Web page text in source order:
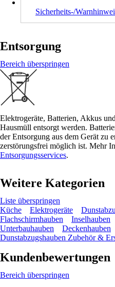
Sicherheits-/
Entsorgung
Bereich überspringen
Elektrogeräte, Batterien, Akkus
Hausmüll entsorgt werden.
der Entsorgung aus dem Gerät zu
zerstörungsfrei möglich ist. Mehr
Entsorgungsservices.
Weitere Kategorien
Liste überspringen
Küche
Elektrogeräte
Flachschirmhauben
Inselhauben
Unterbauhauben
Deckenhauben
Dunstabzugshauben Zubehör &
Kundenbewertungen
Bereich überspringen